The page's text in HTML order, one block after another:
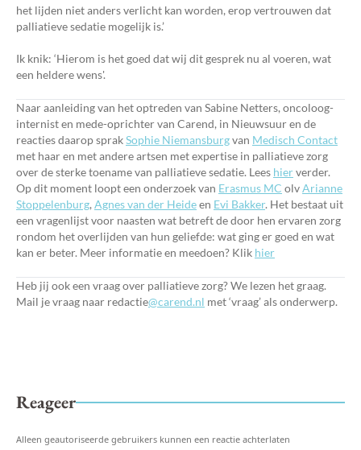
het lijden niet anders verlicht kan worden, erop vertrouwen dat
palliatieve sedatie mogelijk is.’
Ik knik: ‘Hierom is het goed dat wij dit gesprek nu al voeren, wat
een heldere wens'.
Naar aanleiding van het optreden van Sabine Netters, oncoloog-
internist en mede-oprichter van Carend, in Nieuwsuur en de
reacties daarop sprakSophie Niemansburgvan Medisch Contact
met haar en met andere artsen met expertise in palliatieve zorg
over de sterke toename van palliatieve sedatie. Lees hierverder.
Op dit moment loopt een onderzoek van Erasmus MC olvArianne
Stoppelenburg, Agnes van der Heideen Evi Bakker. Het bestaat uit
een vragenlijst voor naasten wat betreft de door hen ervaren zorg
rondom het overlijden van hun geliefde: wat ging er goed en wat
kan er beter. Meer informatie en meedoen? Klik hier
Heb jij ook een vraag over palliatieve zorg? We lezen het graag.
Mail je vraag naar redactie@carend.nl met ‘vraag’ als onderwerp.
Reageer
Alleen geautoriseerde gebruikers kunnen een reactie achterlaten